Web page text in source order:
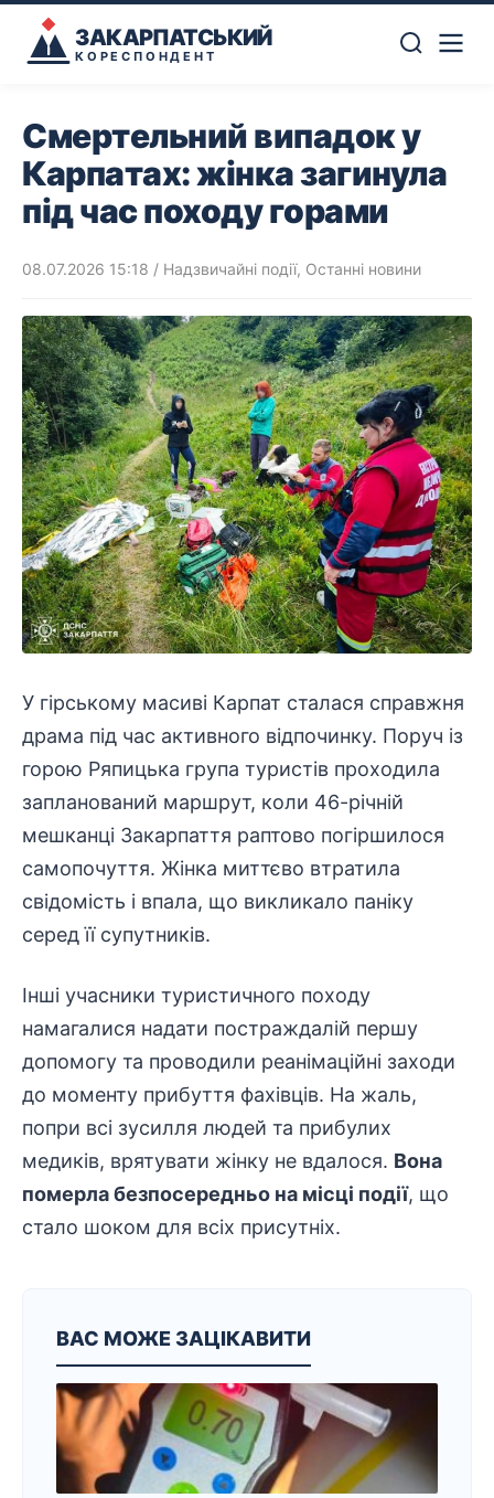
ЗАКАРПАТСЬКИЙ
КОРЕСПОНДЕНТ
Смертельний випадок у
Карпатах: жінка загинула
під час походу горами
08.07.2026 15:18 / Надзвичайні події, Останні новини
У гірському масиві Карпат сталася справжня
драма під час активного відпочинку. Поруч із
горою Ряпицька група туристів проходила
запланований маршрут, коли 46-річній
мешканці Закарпаття раптово погіршилося
самопочуття. Жінка миттєво втратила
свідомість і впала, що викликало паніку
серед її супутників.
Інші учасники туристичного походу
намагалися надати постраждалій першу
допомогу та проводили реанімаційні заходи
до моменту прибуття фахівців. На жаль,
попри всі зусилля людей та прибулих
медиків, врятувати жінку не вдалося. Вона
померла безпосередньо на місці події, що
стало шоком для всіх присутніх.
ВАС МОЖЕ ЗАЦІКАВИТИ